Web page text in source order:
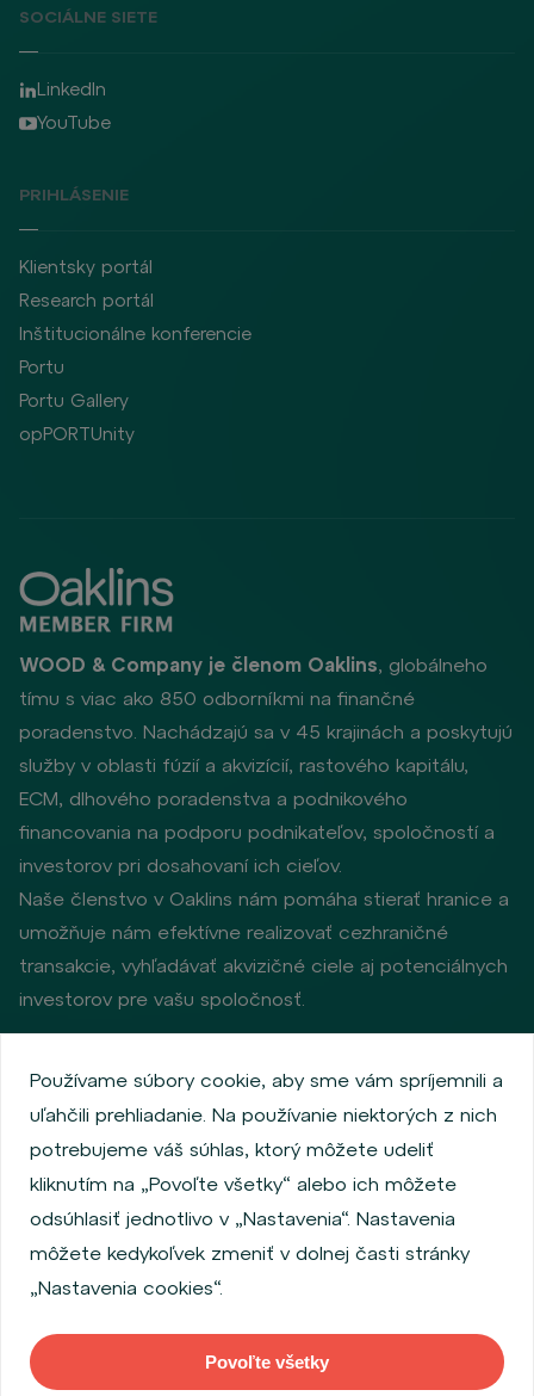
SOCIÁLNE SIETE
LinkedIn
YouTube
PRIHLÁSENIE
Klientsky portál
Research portál
Inštitucionálne konferencie
Portu
Portu Gallery
opPORTUnity
WOOD & Company je členom Oaklins, globálneho
tímu s viac ako 850 odborníkmi na finančné
poradenstvo. Nachádzajú sa v 45 krajinách a poskytujú
služby v oblasti fúzií a akvizícií, rastového kapitálu,
ECM, dlhového poradenstva a podnikového
financovania na podporu podnikateľov, spoločností a
investorov pri dosahovaní ich cieľov.
Naše členstvo v Oaklins nám pomáha stierať hranice a
umožňuje nám efektívne realizovať cezhraničné
transakcie, vyhľadávať akvizičné ciele aj potenciálnych
investorov pre vašu spoločnosť.
Zásady ochrany osobných údajov
Používanie súborov cookie
Informácie o emitentoch
Zamestnanecký akciový program
Povinne zverejňované informácie
Finančná výkonnosť
Regulation S, Rule 144a
MiFID Information
Disclaimer
Copyright © 2026 WOOD & Company Všetky práva vyhradené. (WOOD &
Používame súbory cookie, aby sme vám spríjemnili a
uľahčili prehliadanie. Na používanie niektorých z nich
potrebujeme váš súhlas, ktorý môžete udeliť
kliknutím na „Povoľte všetky“ alebo ich môžete
odsúhlasiť jednotlivo v „Nastavenia“. Nastavenia
môžete kedykoľvek zmeniť v dolnej časti stránky
„Nastavenia cookies“.
Povoľte všetky